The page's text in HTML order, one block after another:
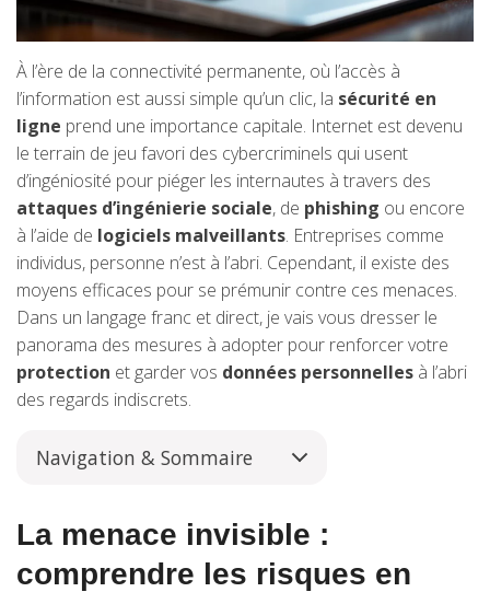
À l’ère de la connectivité permanente, où l’accès à
l’information est aussi simple qu’un clic, la sécurité en
ligne prend une importance capitale. Internet est devenu
le terrain de jeu favori des cybercriminels qui usent
d’ingéniosité pour piéger les internautes à travers des
attaques d’ingénierie sociale, de phishing ou encore
à l’aide de logiciels malveillants. Entreprises comme
individus, personne n’est à l’abri. Cependant, il existe des
moyens efficaces pour se prémunir contre ces menaces.
Dans un langage franc et direct, je vais vous dresser le
panorama des mesures à adopter pour renforcer votre
protection et garder vos données personnelles à l’abri
des regards indiscrets.
Navigation & Sommaire
La menace invisible :
comprendre les risques en